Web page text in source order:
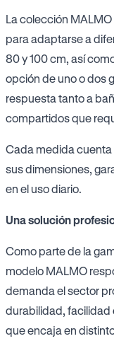
La colección
para adaptarse a
80 y 100 cm, así
opción de uno o dos
respuesta tanto a
compartidos que
Cada medida
sus dimensiones,
en el uso diario.
Una solución
Como parte de la
modelo MALMO
demanda el sector
durabilidad, facilidad
que encaja en